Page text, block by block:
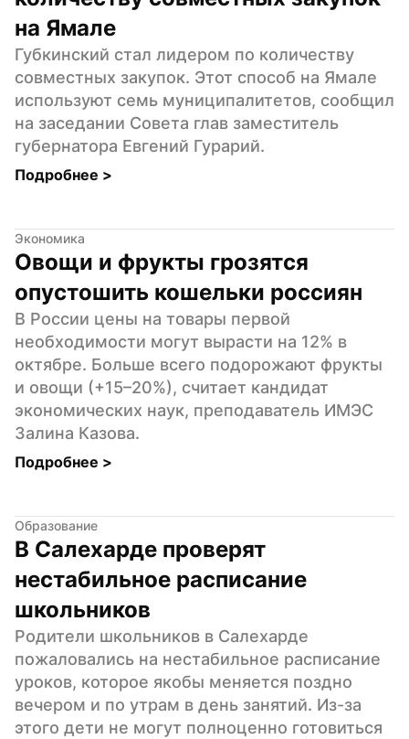
на Ямале
Губкинский стал лидером по количеству
совместных закупок. Этот способ на Ямале
используют семь муниципалитетов, сообщил
на заседании Совета глав заместитель
губернатора Евгений Гурарий.
Подробнее >
Экономика
Овощи и фрукты грозятся
опустошить кошельки россиян
В России цены на товары первой
необходимости могут вырасти на 12% в
октябре. Больше всего подорожают фрукты
и овощи (+15–20%), считает кандидат
экономических наук, преподаватель ИМЭС
Залина Казова.
Подробнее >
Образование
В Салехарде проверят
нестабильное расписание
школьников
Родители школьников в Салехарде
пожаловались на нестабильное расписание
уроков, которое якобы меняется поздно
вечером и по утрам в день занятий. Из-за
этого дети не могут полноценно готовиться